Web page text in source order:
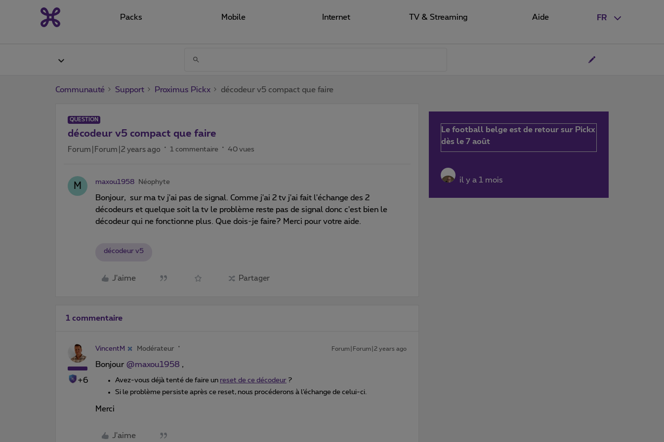
FR
Packs Mobile Internet TV & Streaming Aide
Communauté Support Proximus Pickx décodeur v5 compact que faire
QUESTION
décodeur v5 compact que faire
Forum|Forum|2 years ago 1 commentaire 40 vues
M maxou1958 Néophyte
Bonjour, sur ma tv j'ai pas de signal. Comme j'ai 2 tv j'ai fait l'échange des 2
décodeurs et quelque soit la tv le problème reste pas de signal donc c'est bien le
décodeur qui ne fonctionne plus. Que dois-je faire? Merci pour votre aide.
décodeur v5
J'aime Partager
1 commentaire
+6
VincentM Modérateur Forum|Forum|2 years ago
Bonjour @maxou1958 ,
Avez-vous déjà tenté de faire un reset de ce décodeur ?
Si le problème persiste après ce reset, nous procéderons à l’échange de celui-ci.
Merci
J'aime
Le football belge est de retour sur Pickx
dès le 7 août
il y a 1 mois